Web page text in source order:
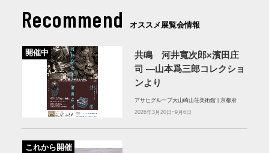
Recommend オススメ展覧会情報
開催中
共鳴 河井寬次郎×濱田庄
司 ―山本爲三郎コレクショ
ンより
アサヒグループ大山崎山荘美術館 | 京都府
2026年3月20日~9月6日
これから開催